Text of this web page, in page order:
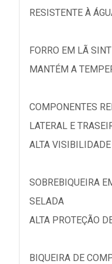
RESISTENTE À
FORRO EM LÃ
MANTÉM A
COMPONENTES
LATERAL E
ALTA VISIBILIDADE
SOBREBIQUEIRA
SELADA
ALTA PROTEÇÃO
BIQUEIRA DE